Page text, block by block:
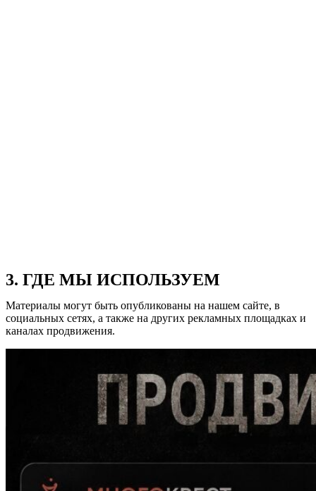
3. ГДЕ МЫ ИСПОЛЬЗУЕМ
Материалы могут быть опубликованы на нашем сайте, в
социальных сетях, а также на других рекламных площадках и
каналах продвижения.